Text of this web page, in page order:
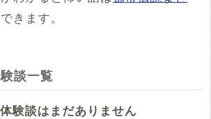
きます。
談一覧
験談はまだありません